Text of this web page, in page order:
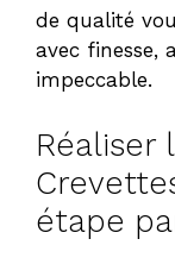
de qualité
avec finesse,
impeccable.
Réaliser
étape